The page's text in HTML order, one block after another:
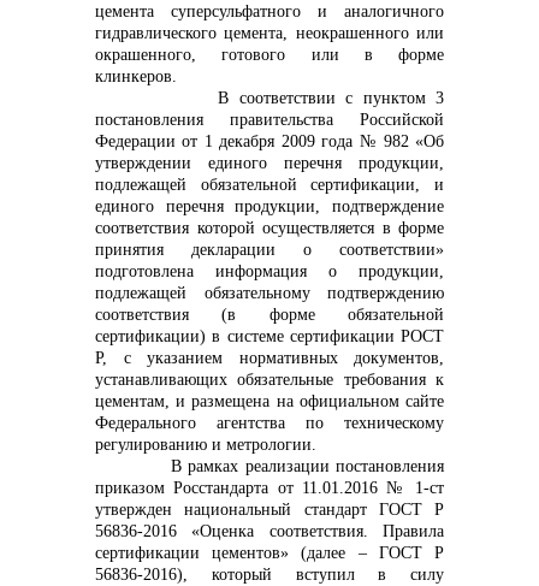
+7 (423) 234 50 50
info@vostokcement.ru
цемента суперсульфатного и аналогичного
гидравлического цемента, неокрашенного или
окрашенного, готового или в форме
клинкеров.
В соответствии с пунктом 3
постановления правительства Российской
Федерации от 1 декабря 2009 года № 982 «Об
утверждении единого перечня продукции,
подлежащей обязательной сертификации, и
единого перечня продукции, подтверждение
соответствия которой осуществляется в форме
принятия декларации о соответствии»
подготовлена информация о продукции,
подлежащей обязательному подтверждению
соответствия (в форме обязательной
сертификации) в системе сертификации РОСТ
Р, с указанием нормативных документов,
устанавливающих обязательные требования к
цементам, и размещена на официальном сайте
Федерального агентства по техническому
регулированию и метрологии.
В рамках реализации постановления
приказом Росстандарта от 11.01.2016 № 1-ст
утвержден национальный стандарт ГОСТ Р
56836-2016 «Оценка соответствия. Правила
сертификации цементов» (далее – ГОСТ Р
56836-2016), который вступил в силу